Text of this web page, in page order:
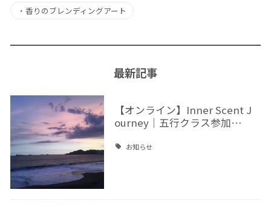
・ 香りのブレンディングアート
最新記事
【オンライン】Inner Scent J
ourney｜五行クラス参加…
お知らせ